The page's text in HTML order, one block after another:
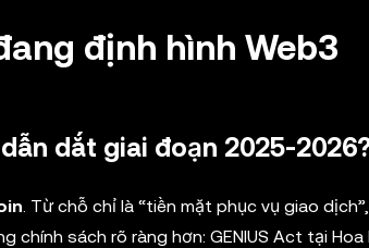
định hình Web3
dắt giai đoạn 2025-
. Từ chỗ chỉ là “tiền mặt phục vụ giao
chính sách rõ ràng hơn: GENIUS Act tại